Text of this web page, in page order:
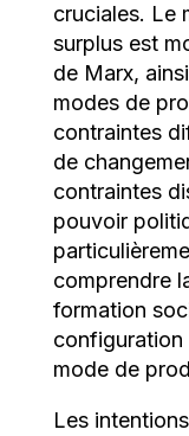
cruciales. Le
surplus est
de Marx,
modes de
contraintes
de
contraintes
pouvoir
comprendre
formation
configuration
mode de
Les